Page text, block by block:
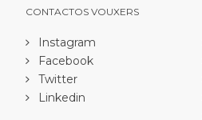
CONTACTOS VOUXERS
Instagram
Facebook
Twitter
Linkedin